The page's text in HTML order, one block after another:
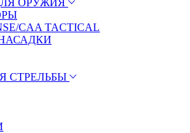
ОРУЖИЯ
CAA TACTICAL
СТРЕЛЬБЫ